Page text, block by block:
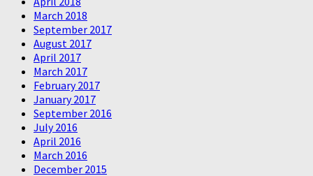
March 2018
September 2017
August 2017
April 2017
March 2017
February 2017
January 2017
September 2016
July 2016
April 2016
March 2016
December 2015